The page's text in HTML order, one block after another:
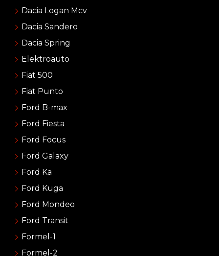
Dacia Logan Mcv
Dacia Sandero
Dacia Spring
Elektroauto
Fiat 500
Fiat Punto
Ford B-max
Ford Fiesta
Ford Focus
Ford Galaxy
Ford Ka
Ford Kuga
Ford Mondeo
Ford Transit
Formel-1
Formel-2